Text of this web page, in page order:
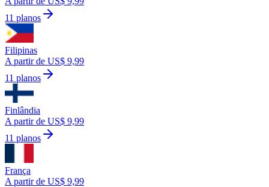
11 planos
Filipinas
A partir de US$ 9,99
11 planos
Finlândia
A partir de US$ 9,99
11 planos
França
A partir de US$ 9,99